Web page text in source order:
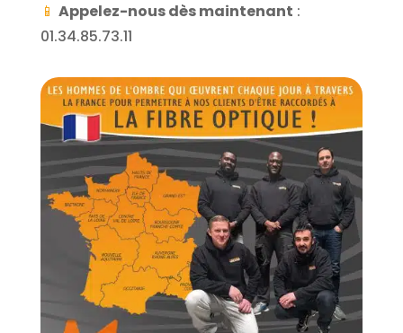
📱 Appelez-nous dès maintenant :
01.34.85.73.11